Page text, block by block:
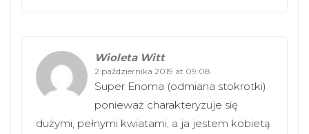
Wioleta Witt
2 października 2019 at 09:08
Super Enoma (odmiana stokrotki)
ponieważ charakteryzuje się
dużymi, pełnymi kwiatami, a ja jestem kobietą